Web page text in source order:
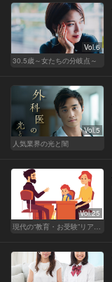
Vol.6
30.5歳～女たちの分岐点～
Vol.5
人気業界の光と闇
Vol.25